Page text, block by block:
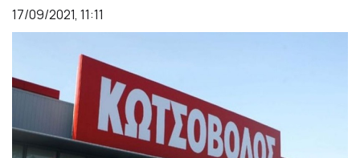
17/09/2021, 11:11